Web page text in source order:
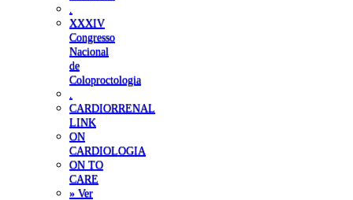
XXXIV
Congresso
Nacional
de
Coloproctologia
CARDIORRENAL
LINK
ON
CARDIOLOGIA
ON TO
CARE
» Ver